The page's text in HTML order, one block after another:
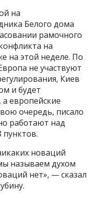
на
Белого дома
рамочного
на
на этой неделе. По
не участвуют
Киев
и будет
европейские
очередь, писало
работают над
новаций
называем духом
нет», — сказал